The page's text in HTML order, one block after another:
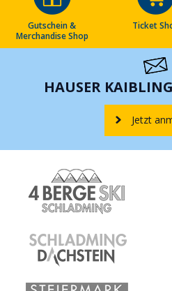
Gutschein &
Merchandise Shop
Ticket
HAUSER
Jetzt